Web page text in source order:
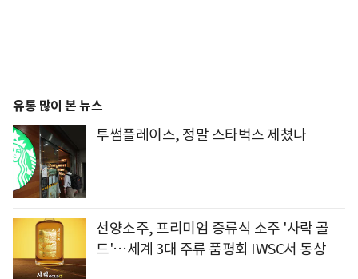
유통 많이 본 뉴스
투썸플레이스, 정말 스타벅스 제쳤나
선양소주, 프리미엄 증류식 소주 '사락 골
드'…세계 3대 주류 품평회 IWSC서 동상